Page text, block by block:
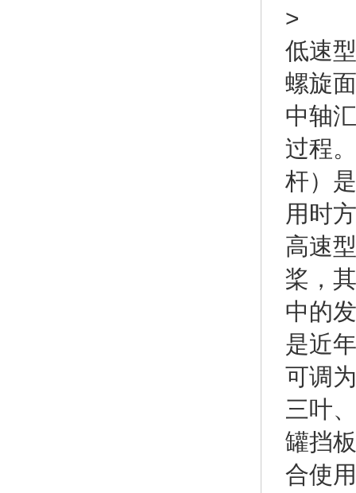
>
低速
螺旋
中轴
过程
杆）
用时
高速
桨，
中的
是近
可调
三叶
罐挡
合使